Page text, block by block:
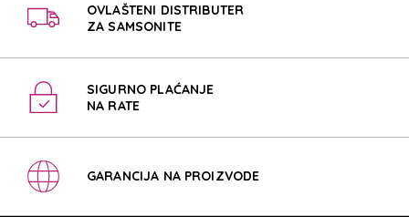
OVLAŠTENI DISTRIBUTER
ZA SAMSONITE
SIGURNO PLAĆANJE
NA RATE
GARANCIJA NA PROIZVODE